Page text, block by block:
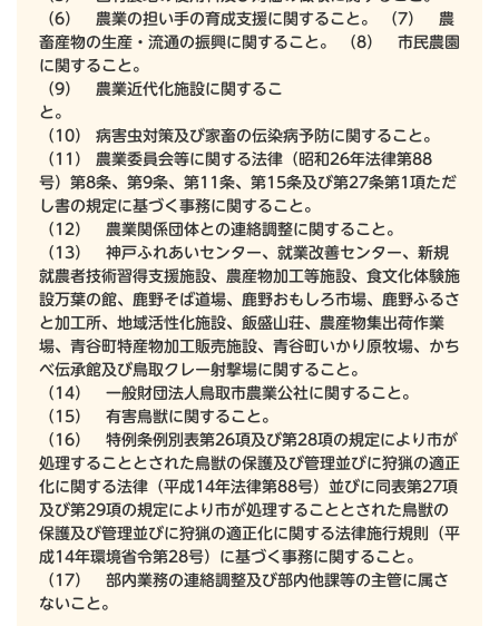
（6） 農業の担い手の育成支援に関すること。 （7） 農
畜産物の生産・流通の振興に関すること。 （8） 市民農園
に関すること。
（9） 農業近代化施設に関するこ
と。
（10） 病害虫対策及び家畜の伝染病予防に関すること。
（11） 農業委員会等に関する法律（昭和26年法律第88
号）第8条、第9条、第11条、第15条及び第27条第1項ただ
し書の規定に基づく事務に関すること。
（12） 農業関係団体との連絡調整に関すること。
（13） 神戸ふれあいセンター、就業改善センター、新規
就農者技術習得支援施設、農産物加工等施設、食文化体験施
設万葉の館、鹿野そば道場、鹿野おもしろ市場、鹿野ふるさ
と加工所、地域活性化施設、飯盛山荘、農産物集出荷作業
場、青谷町特産物加工販売施設、青谷町いかり原牧場、かち
べ伝承館及び鳥取クレー射撃場に関すること。
（14） 一般財団法人鳥取市農業公社に関すること。
（15） 有害鳥獣に関すること。
（16） 特例条例別表第26項及び第28項の規定により市が
処理することとされた鳥獣の保護及び管理並びに狩猟の適正
化に関する法律（平成14年法律第88号）並びに同表第27項
及び第29項の規定により市が処理することとされた鳥獣の
保護及び管理並びに狩猟の適正化に関する法律施行規則（平
成14年環境省令第28号）に基づく事務に関すること。
（17） 部内業務の連絡調整及び部内他課等の主管に属さ
ないこと。